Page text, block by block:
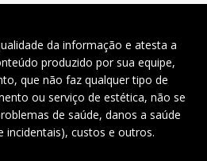
da informação e atesta a
produzido por sua equipe,
que não faz qualquer tipo de
ou serviço de estética, não se
de saúde, danos a saúde
incidentais), custos e outros.